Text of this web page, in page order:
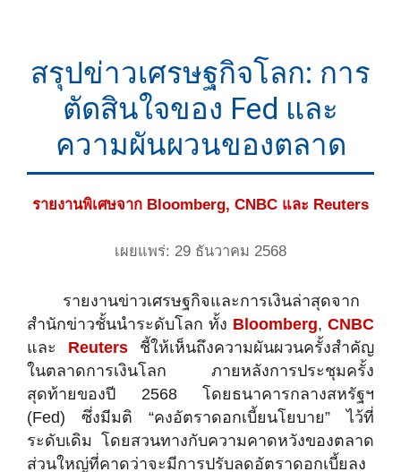
สรุปข่าวเศรษฐกิจโลก: การ
ตัดสินใจของ Fed และ
ความผันผวนของตลาด
รายงานพิเศษจาก Bloomberg, CNBC และ Reuters
เผยแพร่: 29 ธันวาคม 2568
รายงานข่าวเศรษฐกิจและการเงินล่าสุดจาก
สำนักข่าวชั้นนำระดับโลก ทั้ง Bloomberg, CNBC
และ Reuters ชี้ให้เห็นถึงความผันผวนครั้งสำคัญ
ในตลาดการเงินโลก ภายหลังการประชุมครั้ง
สุดท้ายของปี 2568 โดยธนาคารกลางสหรัฐฯ
(Fed) ซึ่งมีมติ “คงอัตราดอกเบี้ยนโยบาย” ไว้ที่
ระดับเดิม โดยสวนทางกับความคาดหวังของตลาด
ส่วนใหญ่ที่คาดว่าจะมีการปรับลดอัตราดอกเบี้ยลง